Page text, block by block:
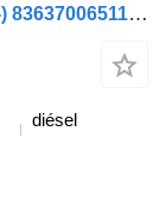
MAN CIUDAD DE LOS LEONES (01.04-) 83637006511 retrovisor exterior para MAN LIONS CITY (01.04-) autobús
diésel